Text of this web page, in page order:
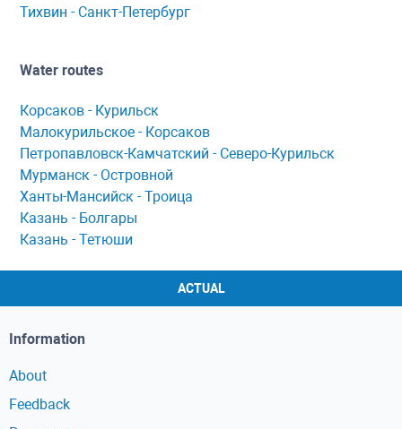
Тихвин - Сaнкт-Петербург
Water routes
Корсaков - Курильск
Мaлокурильское - Корсaков
Петропaвловск-Кaмчaтский - Северо-Курильск
Мурманск - Островной
Ханты-Мансийск - Троица
Казань - Болгары
Казань - Тетюши
ACTUAL
Information
About
Feedback